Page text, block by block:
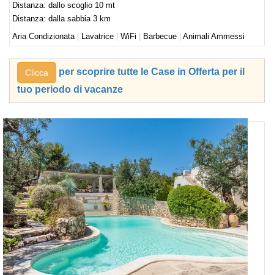
Distanza: dallo scoglio 10 mt
Distanza: dalla sabbia 3 km
Aria Condizionata
Lavatrice WiFi Barbecue Animali Ammessi
Clicca
per scoprire tutte le Case in Offerta per il
tuo periodo di vacanze